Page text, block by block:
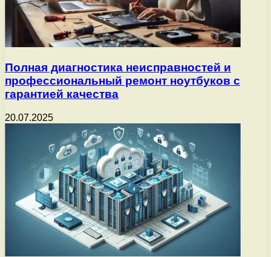
Полная диагностика неисправностей и
профессиональный ремонт ноутбуков с
гарантией качества
20.07.2025